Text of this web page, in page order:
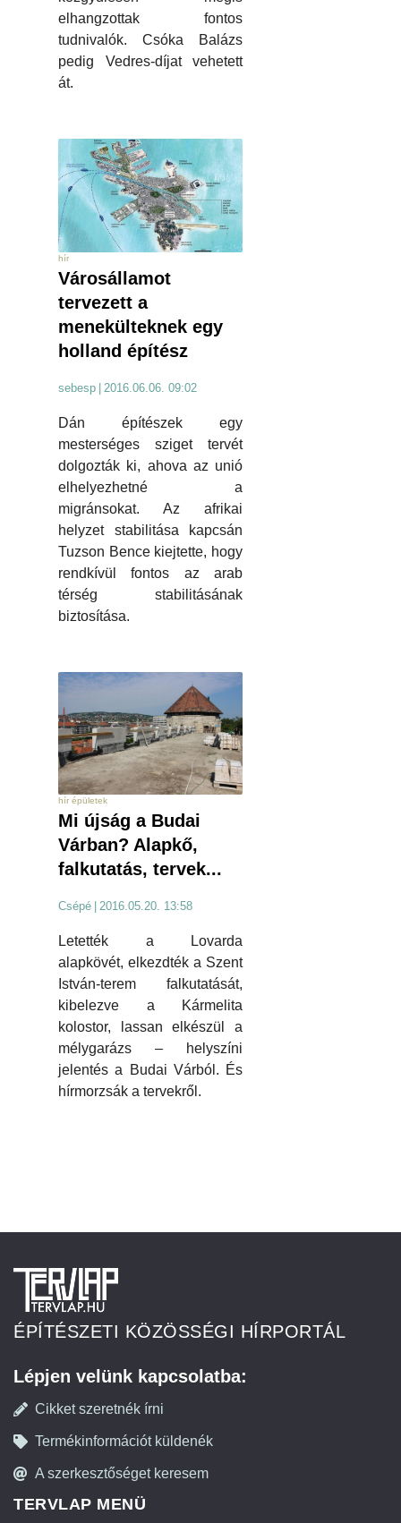
elhangzottak fontos
tudnivalók. Csóka Balázs
pedig Vedres-díjat vehetett
át.
hír
Városállamot
tervezett a
menekülteknek egy
holland építész
sebesp 2016.06.06. 09:02
Dán építészek egy
mesterséges sziget tervét
dolgozták ki, ahova az unió
elhelyezhetné a
migránsokat. Az afrikai
helyzet stabilitása kapcsán
Tuzson Bence kiejtette, hogy
rendkívül fontos az arab
térség stabilitásának
biztosítása.
hír épületek
Mi újság a Budai
Várban? Alapkő,
falkutatás, tervek...
Csépé 2016.05.20. 13:58
Letették a Lovarda
alapkövét, elkezdték a Szent
István-terem falkutatását,
kibelezve a Kármelita
kolostor, lassan elkészül a
mélygarázs – helyszíni
jelentés a Budai Várból. És
hírmorzsák a tervekről.
ÉPÍTÉSZETI KÖZÖSSÉGI HÍRPORTÁL
Lépjen velünk kapcsolatba:
Cikket szeretnék írni
Termékinformációt küldenék
A szerkesztőséget keresem
TERVLAP MENÜ